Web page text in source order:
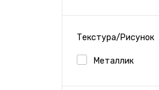
Текстура/Рисунок
Металлик